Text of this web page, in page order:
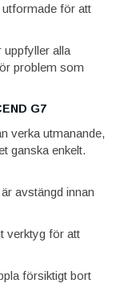
utformade för att
uppfyller alla
problem som
G7
verka utmanande,
ganska enkelt.
avstängd innan
verktyg för att
försiktigt bort